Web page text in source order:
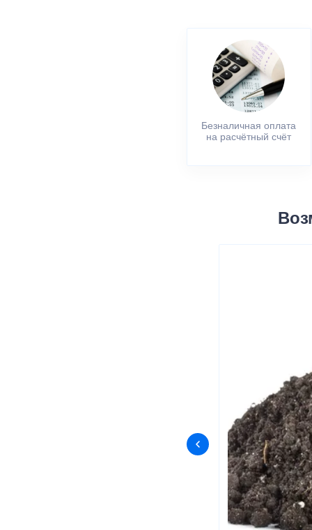
Безналичная оплата
на расчётный счёт